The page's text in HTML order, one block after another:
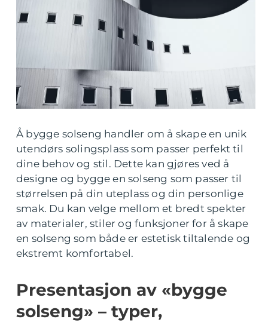
Å bygge solseng handler om å skape en unik
utendørs solingsplass som passer perfekt til
dine behov og stil. Dette kan gjøres ved å
designe og bygge en solseng som passer til
størrelsen på din uteplass og din personlige
smak. Du kan velge mellom et bredt spekter
av materialer, stiler og funksjoner for å skape
en solseng som både er estetisk tiltalende og
ekstremt komfortabel.
Presentasjon av «bygge
solseng» – typer,